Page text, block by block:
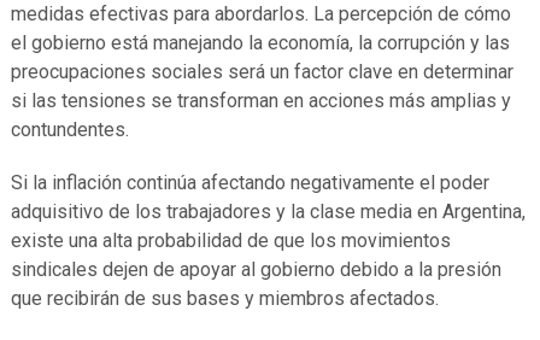
medidas efectivas para abordarlos. La percepción de cómo
el gobierno está manejando la economía, la corrupción y las
preocupaciones sociales será un factor clave en determinar
si las tensiones se transforman en acciones más amplias y
contundentes.
Si la inflación continúa afectando negativamente el poder
adquisitivo de los trabajadores y la clase media en Argentina,
existe una alta probabilidad de que los movimientos
sindicales dejen de apoyar al gobierno debido a la presión
que recibirán de sus bases y miembros afectados.